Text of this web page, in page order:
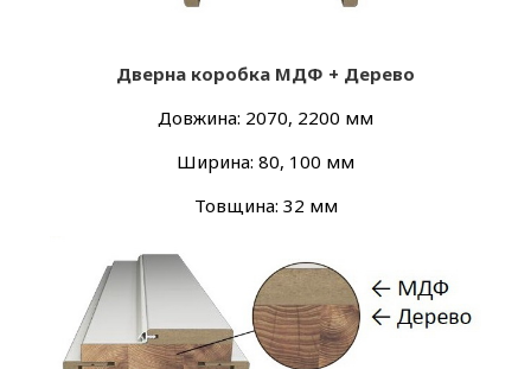
Дверна коробка МДФ + Дерево
Довжина: 2070, 2200 мм
Ширина: 80, 100 мм
Товщина: 32 мм